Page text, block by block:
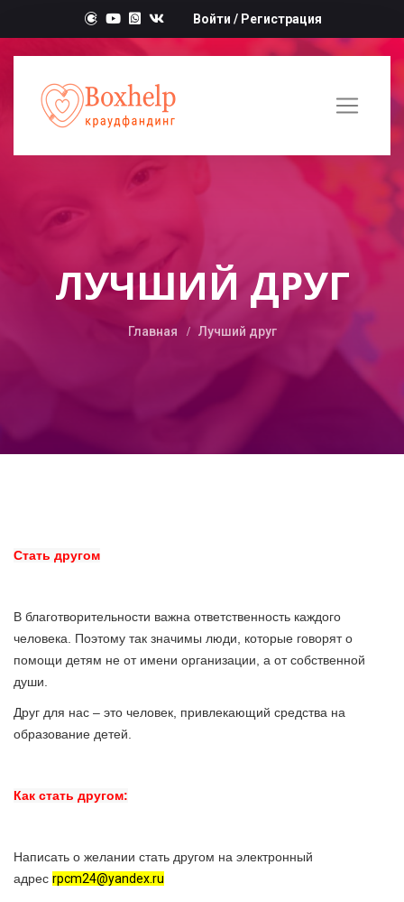
Войти / Регистрация
ЛУЧШИЙ ДРУГ
Главная Лучший друг
Стать другом
В благотворительности важна ответственность каждого
человека. Поэтому так значимы люди, которые говорят о
помощи детям не от имени организации, а от собственной
души.
Друг для нас – это человек, привлекающий средства на
образование детей.
Как стать другом:
Написать о желании стать другом на электронный
адрес rpcm24@yandex.ru